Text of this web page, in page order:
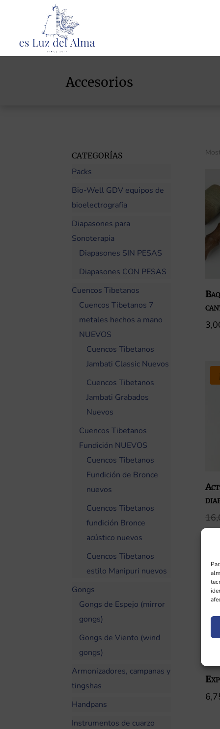
Accesorios
CATEGORÍAS
Packs
Bio-Well GDV equipos de
bioelectrografía
Diapasones para
Sonoterapia
Diapasones SIN PESAS
Diapasones CON PESAS
Cuencos Tibetanos
Cuencos Tibetanos 7
metales hechos a mano
NUEVOS
Cuencos Tibetanos
Jambati Classic Nuevos
Cuencos Tibetanos
Jambati Grabados
Nuevos
Cuencos Tibetanos
Fundición NUEVOS
Cuencos Tibetanos
Fundición de Bronce
nuevos
Cuencos Tibetanos
fundición Bronce
acústico nuevos
Cuencos Tibetanos
estilo Manipuri nuevos
Gongs
Gongs de Espejo (mirror
gongs)
Gongs de Viento (wind
gongs)
Armonizadores, campanas y
tingshas
Handpans
Instrumentos de cuarzo